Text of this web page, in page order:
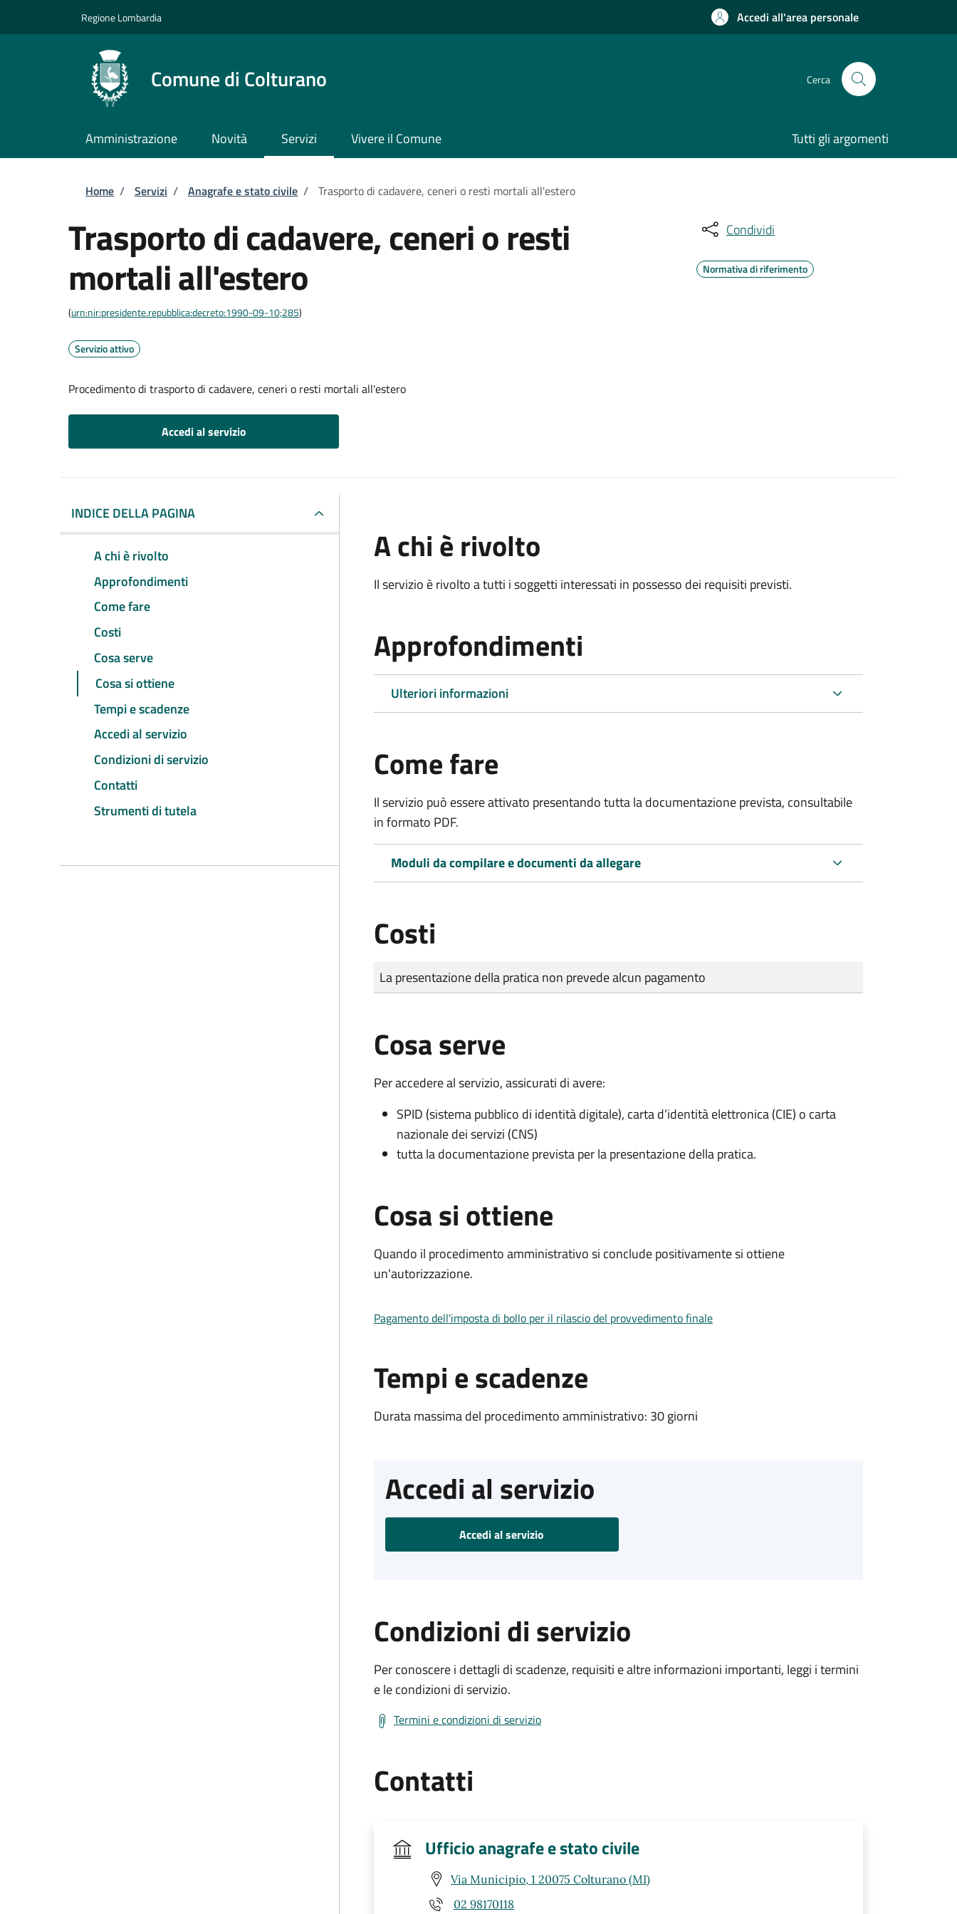
Regione Lombardia Accedi all'area personale
Comune di Colturano Cerca
Amministrazione Novità Servizi Vivere il Comune Tutti gli argomenti
Briciole di pane
Home / Servizi / Anagrafe e stato civile / Trasporto di cadavere, ceneri o resti mortali all'estero
Trasporto di cadavere, ceneri o resti
mortali all'estero
(urn:nir:presidente.repubblica:decreto:1990-09-10;285)
Servizio attivo
Procedimento di trasporto di cadavere, ceneri o resti mortali all'estero
Accedi al servizio
Condividi
Normativa di riferimento
INDICE DELLA PAGINA
A chi è rivolto
Approfondimenti
Come fare
Costi
Cosa serve
Cosa si ottiene
Tempi e scadenze
Accedi al servizio
Condizioni di servizio
Contatti
Strumenti di tutela
A chi è rivolto
Il servizio è rivolto a tutti i soggetti interessati in possesso dei requisiti previsti.
Approfondimenti
Ulteriori informazioni
Come fare
Il servizio può essere attivato presentando tutta la documentazione prevista, consultabile
in formato PDF.
Moduli da compilare e documenti da allegare
Costi
Tipo di pagamento
Importo
La presentazione della pratica non prevede alcun pagamento
Cosa serve
Per accedere al servizio, assicurati di avere:
SPID (sistema pubblico di identità digitale), carta d’identità elettronica (CIE) o carta
nazionale dei servizi (CNS)
tutta la documentazione prevista per la presentazione della pratica.
Cosa si ottiene
Quando il procedimento amministrativo si conclude positivamente si ottiene
un'autorizzazione.
Pagamento dell'imposta di bollo per il rilascio del provvedimento finale
Tempi e scadenze
Durata massima del procedimento amministrativo: 30 giorni
Accedi al servizio
Accedi al servizio
Condizioni di servizio
Per conoscere i dettagli di scadenze, requisiti e altre informazioni importanti, leggi i termini
e le condizioni di servizio.
Termini e condizioni di servizio
Contatti
Ufficio anagrafe e stato civile
Via Municipio, 1 20075 Colturano (MI)
02 98170118